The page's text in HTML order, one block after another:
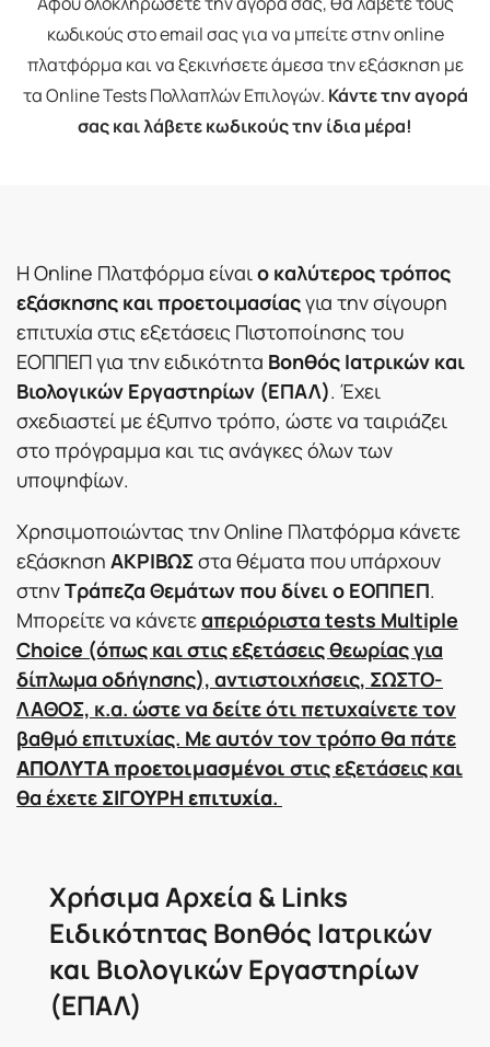
κωδικούς στο email σας για να μπείτε στην online
πλατφόρμα και να ξεκινήσετε άμεσα την εξάσκηση με
τα Online Tests Πολλαπλών Επιλογών. Κάντε την αγορά
σας και λάβετε κωδικούς την ίδια μέρα!
Η Online Πλατφόρμα είναιο καλύτερος τρόπος
εξάσκησης και προετοιμασίαςγια την σίγουρη
επιτυχία στις εξετάσεις Πιστοποίησης του
ΕΟΠΠΕΠ για την ειδικότητα Βοηθός Ιατρικών και
Βιολογικών Εργαστηρίων (ΕΠΑΛ). Έχει
σχεδιαστεί με έξυπνο τρόπο, ώστε να ταιριάζει
στο πρόγραμμα και τις ανάγκες όλων των
υποψηφίων.
Χρησιμοποιώντας την Online Πλατφόρμα κάνετε
εξάσκηση ΑΚΡΙΒΩΣστα θέματα που υπάρχουν
στηνΤράπεζα Θεμάτων που δίνει ο ΕΟΠΠΕΠ.
Μπορείτε να κάνετεαπεριόριστα tests Multiple
Choice (όπως και στις εξετάσεις θεωρίας για
δίπλωμα οδήγησης), αντιστοιχήσεις, ΣΩΣΤΟ-
ΛΑΘΟΣ, κ.α. ώστε να δείτε ότι πετυχαίνετε τον
βαθμό επιτυχίας. Με αυτόν τον τρόπο θα πάτε
ΑΠΟΛΥΤΑ προετοιμασμένοι στις εξετάσεις και
θα έχετε ΣΙΓΟΥΡΗ επιτυχία.
Χρήσιμα Αρχεία & Links
Ειδικότητας Βοηθός Ιατρικών
και Βιολογικών Εργαστηρίων
(ΕΠΑΛ)